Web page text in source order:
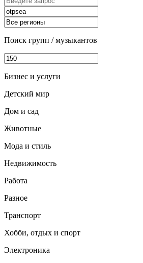
Поиск групп / музыкантов
Бизнес и услуги
Детский мир
Дом и сад
Животные
Мода и стиль
Недвижимость
Работа
Разное
Транспорт
Хобби, отдых и спорт
Электроника